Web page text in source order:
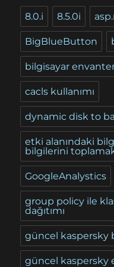
8.0.i 8.5.0i
BigBlueButton
bilgisayar
cacls kullanımı
dynamic disk to
etki alanındaki
bilgilerini
GoogleAnalystics
group policy ile
dağıtımı
güncel kaspersky
güncel kaspersky